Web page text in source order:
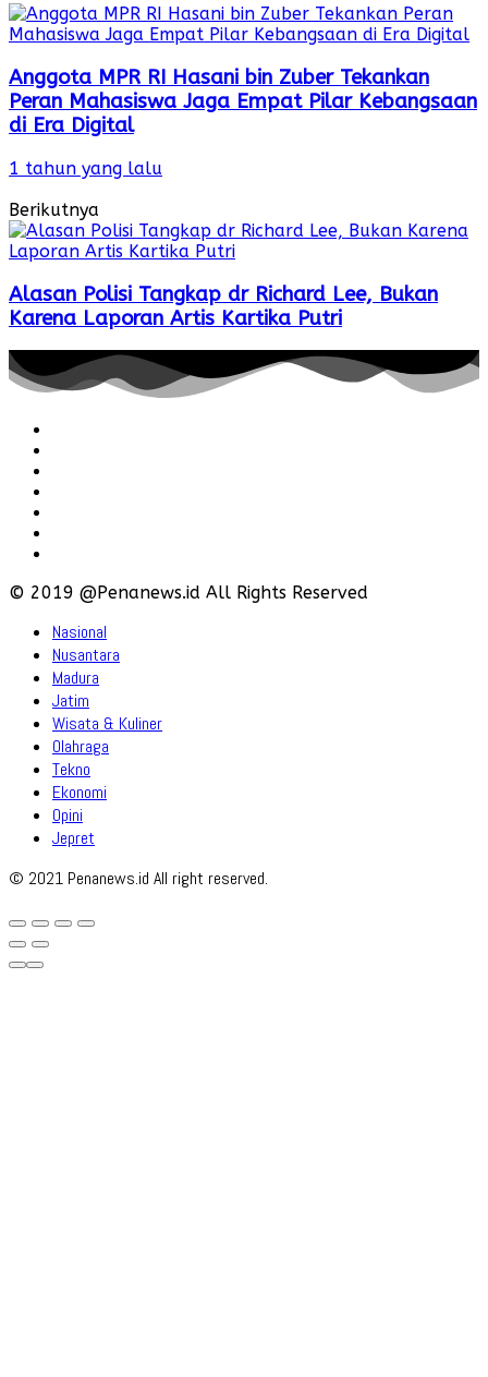
Anggota MPR RI Hasani bin Zuber Tekankan
Peran Mahasiswa Jaga Empat Pilar Kebangsaan
di Era Digital
1 tahun yang lalu
Berikutnya
Alasan Polisi Tangkap dr Richard Lee, Bukan
Karena Laporan Artis Kartika Putri
© 2019 @Penanews.id All Rights Reserved
Nasional
Nusantara
Madura
Jatim
Wisata & Kuliner
Olahraga
Tekno
Ekonomi
Opini
Jepret
© 2021 Penanews.id All right reserved.